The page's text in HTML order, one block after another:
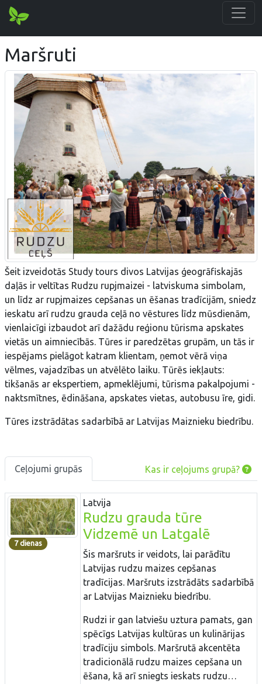
Maršruti
Šeit izveidotās Study tours divos Latvijas ģeogrāfiskajās
daļās ir veltītas Rudzu rupjmaizei - latviskuma simbolam,
un līdz ar rupjmaizes cepšanas un ēšanas tradīcijām, sniedz
ieskatu arī rudzu grauda ceļā no vēstures līdz mūsdienām,
vienlaicīgi izbaudot arī dažādu reģionu tūrisma apskates
vietās un aimniecībās. Tūres ir paredzētas grupām, un tās ir
iespējams pielāgot katram klientam, ņemot vērā viņa
vēlmes, vajadzības un atvēlēto laiku. Tūrēs iekļauts:
tikšanās ar ekspertiem, apmeklējumi, tūrisma pakalpojumi -
naktsmītnes, ēdināšana, apskates vietas, autobusu īre, gidi.
Tūres izstrādātas sadarbībā ar Latvijas Maiznieku biedrību.
Ceļojumi grupās Kas ir ceļojums grupā?
7 dienas
Latvija
Rudzu grauda tūre
Vidzemē un Latgalē
Šis maršruts ir veidots, lai parādītu
Latvijas rudzu maizes cepšanas
tradīcijas. Maršruts izstrādāts sadarbībā
ar Latvijas Maiznieku biedrību.
Rudzi ir gan latviešu uztura pamats, gan
spēcīgs Latvijas kultūras un kulinārijas
tradīciju simbols. Maršrutā akcentēta
tradicionālā rudzu maizes cepšana un
ēšana, kā arī sniegts ieskats rudzu